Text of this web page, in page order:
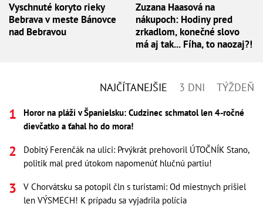
Vyschnuté koryto rieky
Bebrava v meste Bánovce
nad Bebravou
Zuzana Haasová na
nákupoch: Hodiny pred
zrkadlom, konečné slovo
má aj tak... Fíha, to naozaj?!
NAJČÍTANEJŠIE 3 DNI TÝŽDEŇ
Horor na pláži v Španielsku: Cudzinec schmatol len 4-ročné
dievčatko a ťahal ho do mora!
Dobitý Ferenčák na ulici: Prvýkrát prehovoril ÚTOČNÍK Stano,
politik mal pred útokom napomenúť hlučnú partiu!
V Chorvátsku sa potopil čln s turistami: Od miestnych prišiel
len VÝSMECH! K prípadu sa vyjadrila polícia